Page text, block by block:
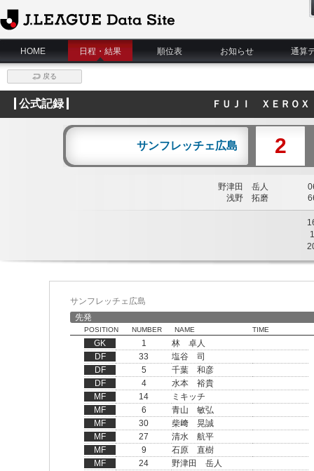
J.League Data Site
HOME
日程・結果 順位表 お知らせ 通算
戻る
公式記録 ＦＵＪＩ ＸＥＲＯ
サンフレッチェ広島 2
野津田 岳人
浅野 拓磨
1
サンフレッチェ広島
先発
POSITION NUMBER NAME TIME
GK 1
林 卓人
DF
33
塩谷 司
DF
5
千葉 和彦
DF
4
水本 裕貴
MF
14
ミキッチ
MF
6
青山 敏弘
MF
30
柴﨑 晃誠
MF
27
清水 航平
MF
9
石原 直樹
MF
24
野津田 岳人